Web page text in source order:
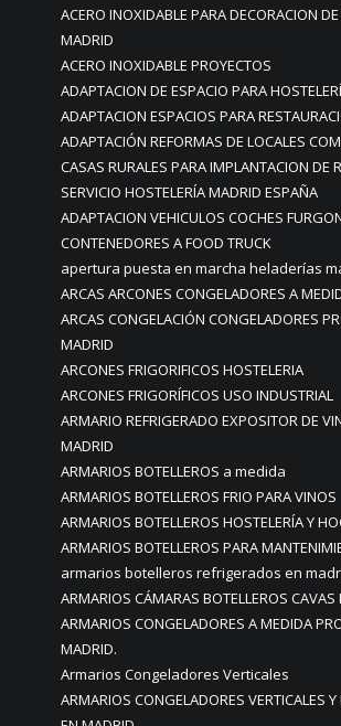
ACERO INOXIDABLE PARA DECORACION
MADRID
ACERO INOXIDABLE PROYECTOS
ADAPTACION DE ESPACIO PARA
ADAPTACION ESPACIOS PARA
ADAPTACIÓN REFORMAS DE LOCALES
CASAS RURALES PARA IMPLANTACION DE
SERVICIO HOSTELERÍA MADRID ESPAÑA
ADAPTACION VEHICULOS COCHES
CONTENEDORES A FOOD TRUCK
apertura puesta en marcha heladerías
ARCAS ARCONES CONGELADORES A
ARCAS CONGELACIÓN CONGELADORES
MADRID
ARCONES FRIGORIFICOS HOSTELERIA
ARCONES FRIGORÍFICOS USO INDUSTRIAL
ARMARIO REFRIGERADO EXPOSITOR DE
MADRID
ARMARIOS BOTELLEROS a medida
ARMARIOS BOTELLEROS FRIO PARA VINOS
ARMARIOS BOTELLEROS HOSTELERÍA Y
ARMARIOS BOTELLEROS PARA
armarios botelleros refrigerados en
ARMARIOS CÁMARAS BOTELLEROS
ARMARIOS CONGELADORES A MEDIDA
MADRID.
Armarios Congeladores Verticales
ARMARIOS CONGELADORES VERTICALES